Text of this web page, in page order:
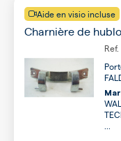
Aide en visio incluse
Charnière de